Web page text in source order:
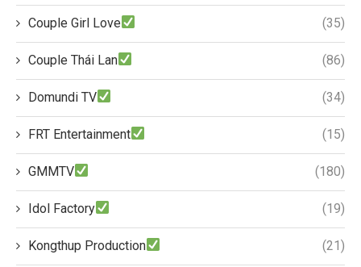
Couple Girl Love (35)
Couple Thái Lan (86)
Domundi TV (34)
FRT Entertainment (15)
GMMTV (180)
Idol Factory (19)
Kongthup Production (21)